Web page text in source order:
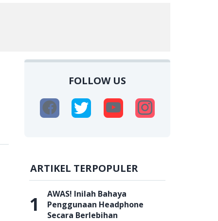
FOLLOW US
ARTIKEL TERPOPULER
1
AWAS! Inilah Bahaya
Penggunaan Headphone
Secara Berlebihan